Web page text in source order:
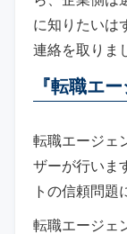
に知りたいは
連絡を取りま
『転職エ
転職エージェ
ザーが行いま
トの信頼問題
転職エージェ